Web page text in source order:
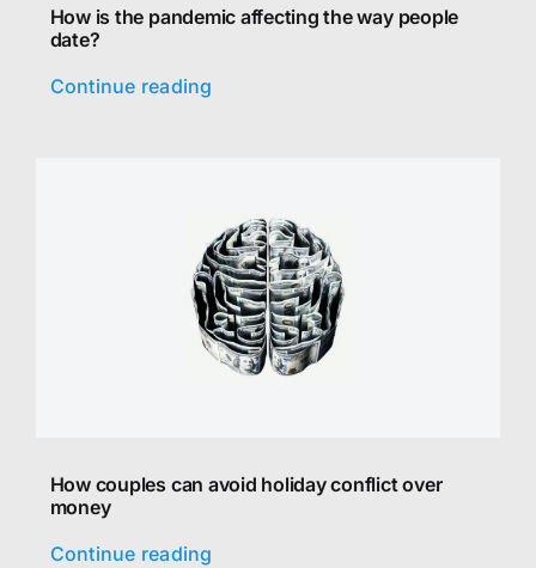
How is the pandemic affecting the way people
date?
Continue reading
How couples can avoid holiday conflict over
money
Continue reading